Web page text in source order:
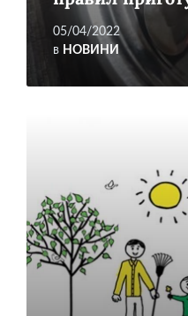
05/04/2022
в НОВИНИ